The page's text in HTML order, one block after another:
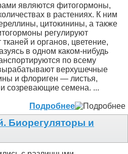
являются фитогормоны,
в растениях. К ним
цитокинины, а также
регулируют
и органов, цветение,
в одном каком-нибудь
по всему
верхушечные
и флориген — листья,
созревающие семена. ...
Подробнее
Биорегуляторы и